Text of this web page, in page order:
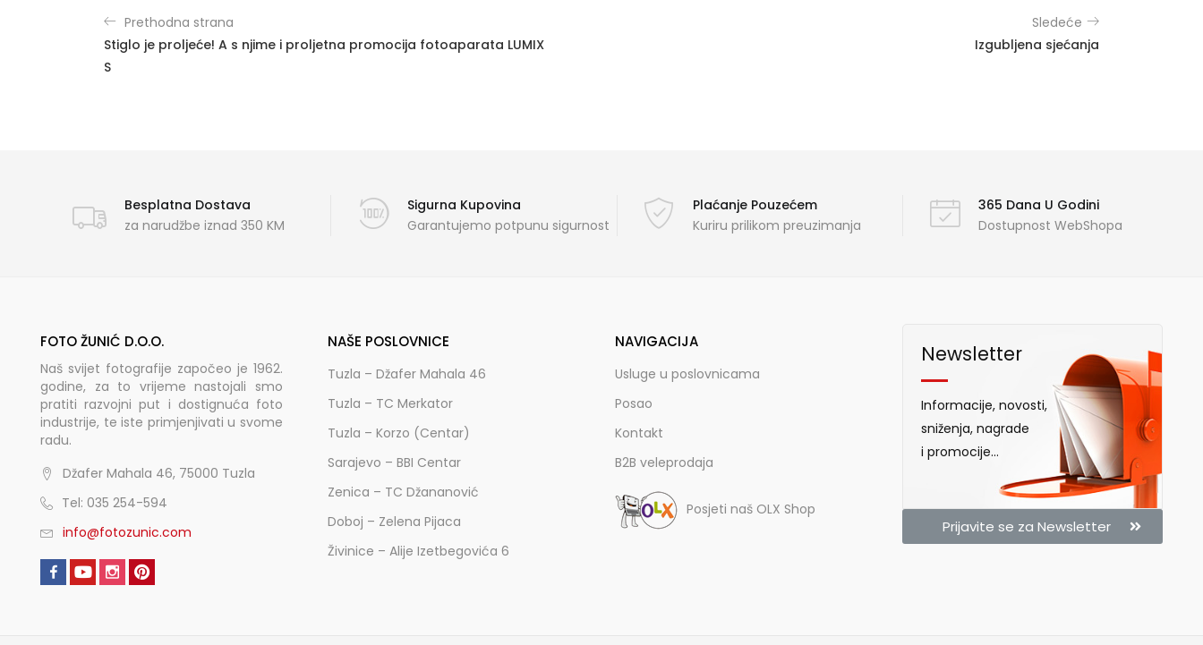
Prethodna strana
Stiglo je proljeće! A s njime i proljetna promocija fotoaparata LUMIX
S
Sledeće
Izgubljena sjećanja
Besplatna Dostava
za narudžbe iznad 350 KM
Sigurna Kupovina
Garantujemo potpunu sigurnost
Plaćanje Pouzećem
Kuriru prilikom preuzimanja
365 Dana U Godini
Dostupnost WebShopa
FOTO ŽUNIĆ D.O.O.
Naš svijet fotografije započeo je 1962.
godine, za to vrijeme nastojali smo
pratiti razvojni put i dostignuća foto
industrije, te iste primjenjivati u svome
radu.
Džafer Mahala 46, 75000 Tuzla
Tel: 035 254-594
info@fotozunic.com
NAŠE POSLOVNICE
Tuzla – Džafer Mahala 46
Tuzla – TC Merkator
Tuzla – Korzo (Centar)
Sarajevo – BBI Centar
Zenica – TC Džananović
Doboj – Zelena Pijaca
Živinice – Alije Izetbegovića 6
NAVIGACIJA
Usluge u poslovnicama
Posao
Kontakt
B2B veleprodaja
Posjeti naš OLX Shop
Newsletter
Informacije, novosti,
sniženja, nagrade
i promocije...
Prijavite se za Newsletter